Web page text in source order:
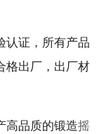
认证，所有产品
格出厂，出厂材
高品质的锻造摇